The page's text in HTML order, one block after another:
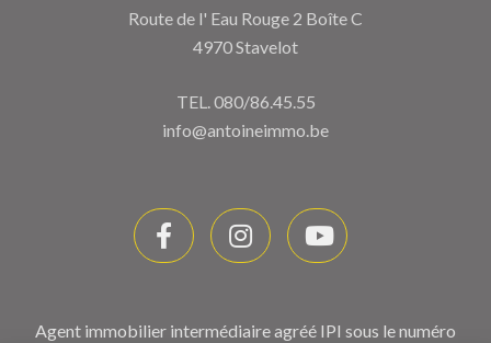
Route de l' Eau Rouge 2 Boîte C
4970 Stavelot
TEL.080/86.45.55
info@antoineimmo.be
Agent immobilier intermédiaire agréé IPI sous le numéro